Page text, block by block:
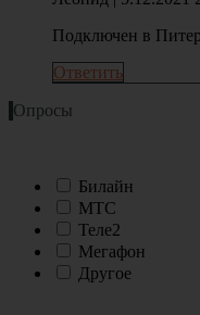
Подключен в
Ответить
Опросы
Билайн
МТС
Теле2
Мегафон
Другое